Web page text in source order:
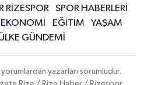
RİZESPOR
SPOR HABERLERİ
EKONOMİ EĞİTİM
YAŞAM
GÜNDEMİ
yazarları sorumludur.